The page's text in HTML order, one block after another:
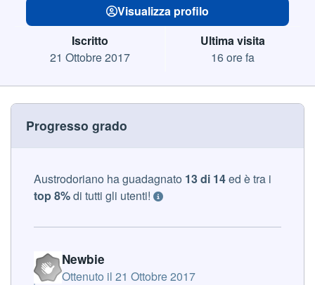
Iscritto
21 Ottobre 2017
Ultima visita
16 ore fa
Visualizza profilo
Progresso grado
Austrodoriano ha guadagnato 13 di 14ed è tra i
top 8%di tutti gli utenti!
Newbie
Ottenuto il 21 Ottobre 2017